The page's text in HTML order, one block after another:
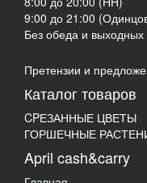
9:00 до 21:00
Без обеда и выходных
Претензии и
Каталог товаров
CPЕЗАННЫЕ ЦВЕТЫ
ГОРШЕЧНЫЕ
April cash&carry